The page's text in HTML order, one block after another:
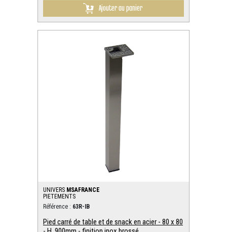
Ajouter au panier
UNIVERS MSAFRANCE
PIETEMENTS
Référence : 63R-IB
Pied carré de table et de snack en acier - 80 x 80